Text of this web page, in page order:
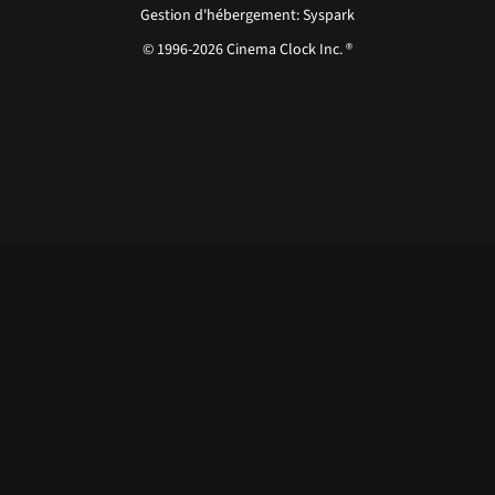
Gestion d'hébergement: Syspark
© 1996-2026 Cinema Clock Inc. ®